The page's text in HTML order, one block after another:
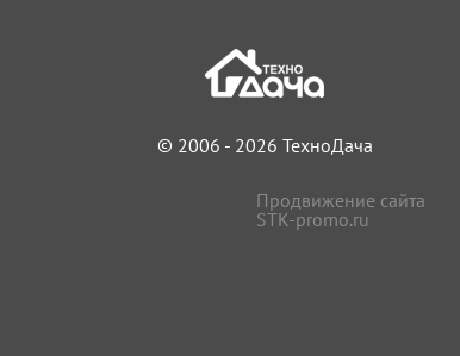
© 2006 - 2026 ТехноДача
Продвижение сайта
STK-promo.ru